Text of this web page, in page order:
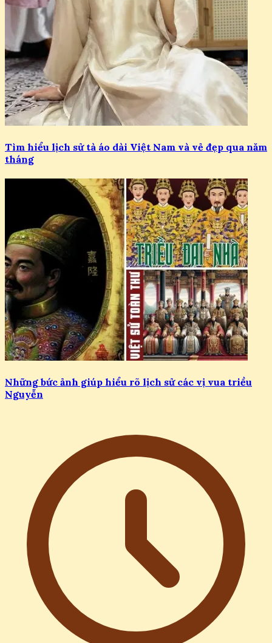
Tìm hiểu lịch sử tà áo dài Việt Nam và vẻ đẹp qua năm
tháng
Những bức ảnh giúp hiểu rõ lịch sử các vị vua triều
Nguyễn